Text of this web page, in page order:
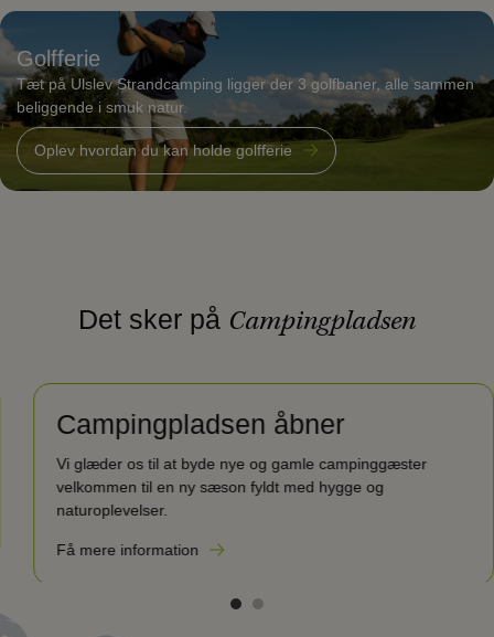
Golfferie
Tæt på Ulslev Strandcamping ligger der 3 golfbaner, alle sammen
beliggende i smuk natur.
Oplev hvordan du kan holde golfferie
Det sker på Campingpladsen
Campingpladsen åbner
Vi glæder os til at byde nye og gamle campinggæster
velkommen til en ny sæson fyldt med hygge og
naturoplevelser.
Få mere information